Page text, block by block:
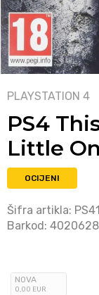
PLAYSTATION 4
PS4
Little
OCIJENI
Šifra artikla:
Barkod:
NOVA
0,00 EUR